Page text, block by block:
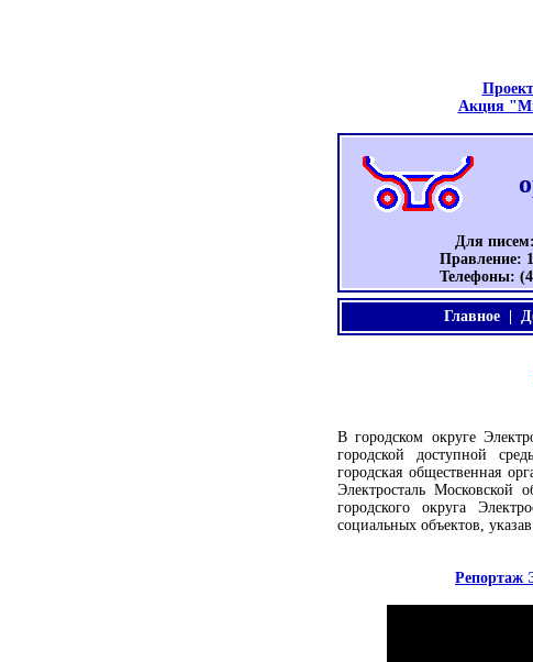
Акция "Мы
Для
Правление:
Телефоны:
Главное
В городском округе
городской доступной
городская общественная
Электросталь
городского округа
социальных объектов,
Репортаж